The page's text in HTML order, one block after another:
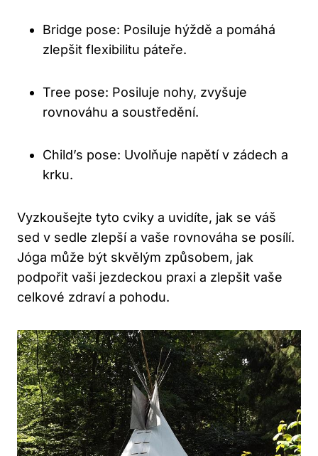
Bridge pose: Posiluje hýždě a pomáhá
zlepšit flexibilitu páteře.
Tree pose: Posiluje nohy, zvyšuje
rovnováhu a soustředění.
Child’s pose: Uvolňuje napětí v zádech a
krku.
Vyzkoušejte tyto cviky a uvidíte, jak se váš
sed v sedle zlepší a vaše rovnováha se posílí.
Jóga může být skvělým způsobem, jak
podpořit vaši jezdeckou praxi a zlepšit vaše
celkové zdraví a pohodu.